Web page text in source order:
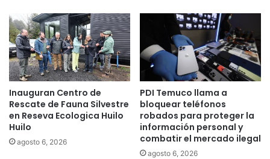
V
A
R
e
n
e
A
s
c
e
Inauguran Centro de
Rescate de Fauna Silvestre
en Reseva Ecologica Huilo
Huilo
agosto 6, 2026
PDI Temuco llama a
bloquear teléfonos
robados para proteger la
información personal y
combatir el mercado ilegal
agosto 6, 2026